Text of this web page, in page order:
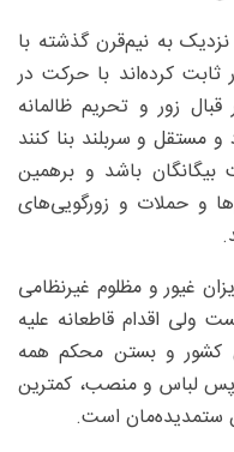
به نیم‌قرن گذشته با
کرده‌اند با حرکت در
زور و تحریم ظالمانه
مستقل و سربلند بنا کنند
باشد و برهمین
و حملات و زورگویی‌های
غیور و مظلوم غیرنظامی
ولی اقدام قاطعانه علیه
و بستن محکم همه
پس لباس و منصب، کمترین
ستمدیده‌مان است.